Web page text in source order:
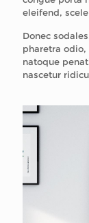
eleifend,
Donec
pharetra odio,
natoque
nascetur